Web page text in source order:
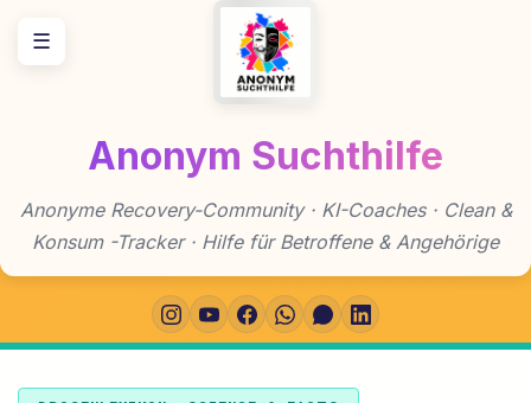
Inhalt
springen
Anonym Suchthilfe
Anonyme Recovery-Community · KI-Coaches · Clean &
Konsum -Tracker · Hilfe für Betroffene & Angehörige
☰